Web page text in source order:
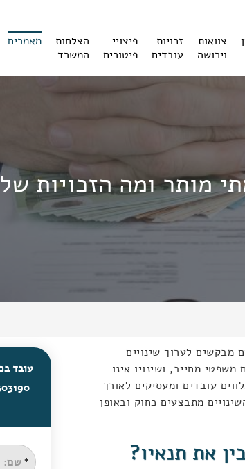
צוואות
וירושה
זכויות
עובדים
פיצויי
פיטורים
הצלחות
המשרד
מאמרים
מותר ומה הזכויות
עובד
מבקשים לערוך שינויים
מחייב, ושינויו אינו
עובדים ומעסיקים לאורך
מתבצעים כחוק ובאופן
את תנאיו?